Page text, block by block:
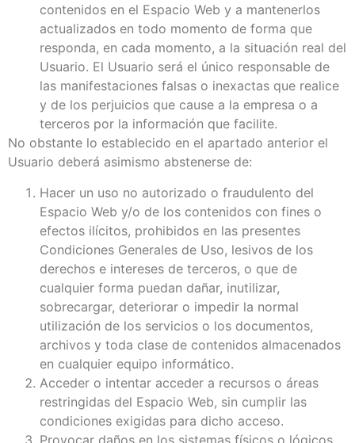
contenidos en el Espacio Web y a mantenerlos
actualizados en todo momento de forma que
responda, en cada momento, a la situación real del
Usuario. El Usuario será el único responsable de
las manifestaciones falsas o inexactas que realice
y de los perjuicios que cause a la empresa o a
terceros por la información que facilite.
No obstante lo establecido en el apartado anterior el
Usuario deberá asimismo abstenerse de:
Hacer un uso no autorizado o fraudulento del
Espacio Web y/o de los contenidos con fines o
efectos ilícitos, prohibidos en las presentes
Condiciones Generales de Uso, lesivos de los
derechos e intereses de terceros, o que de
cualquier forma puedan dañar, inutilizar,
sobrecargar, deteriorar o impedir la normal
utilización de los servicios o los documentos,
archivos y toda clase de contenidos almacenados
en cualquier equipo informático.
Acceder o intentar acceder a recursos o áreas
restringidas del Espacio Web, sin cumplir las
condiciones exigidas para dicho acceso.
Provocar daños en los sistemas físicos o lógicos